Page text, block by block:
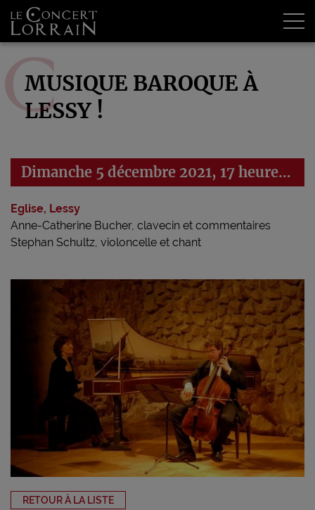
MUSIQUE BAROQUE À
LESSY !
Dimanche 5 décembre 2021, 17 heures 30
Eglise, Lessy
Anne-Catherine Bucher, clavecin et commentaires
Stephan Schultz, violoncelle et chant
RETOUR À LA LISTE